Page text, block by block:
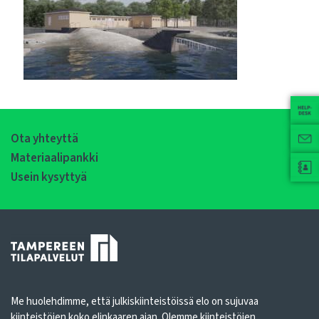
Ota yhteyttä
Materiaalipankki
Usein kysyttyä
Me huolehdimme, että julkiskiinteistöissä elo on sujuvaa